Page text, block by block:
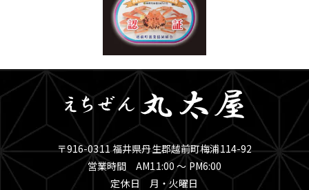
〒916-0311 福井県丹生郡越前町梅浦114-92
営業時間 AM11:00 ～ PM6:00
定休日 月・火曜日